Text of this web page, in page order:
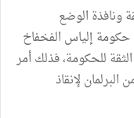
ونافذة الوضع
إلياس الفخفاخ
للحكومة، فذلك أمر
لإنقاذ